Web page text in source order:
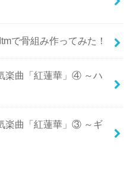
で骨組み作ってみた！
楽曲「紅蓮華」④ ～ハ
楽曲「紅蓮華」③ ～ギ